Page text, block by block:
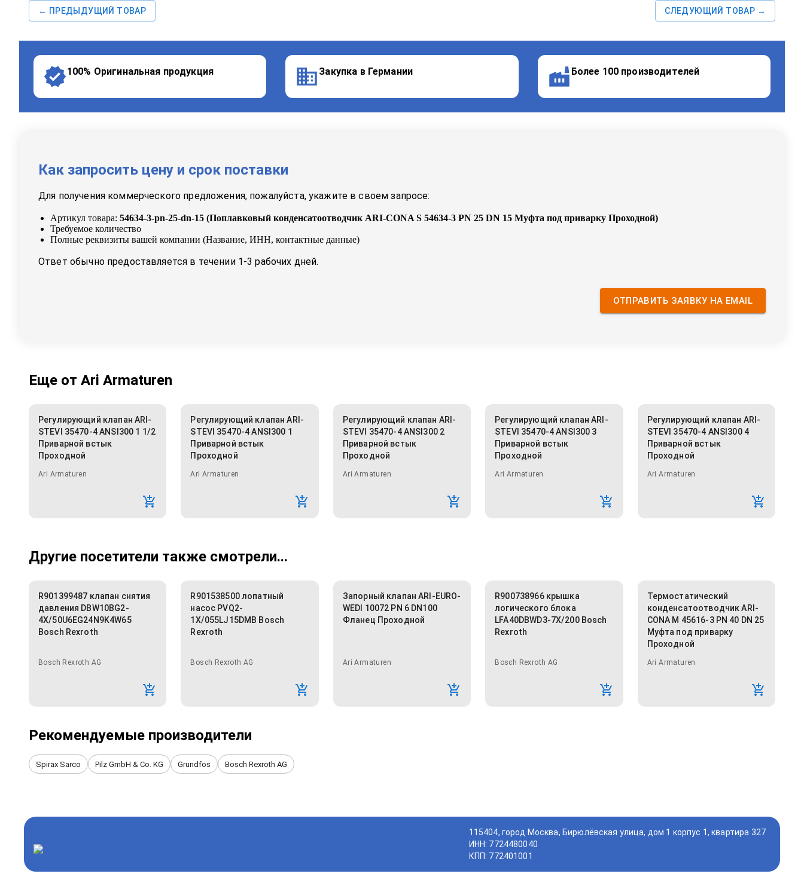
← ПРЕДЫДУЩИЙ ТОВАР СЛЕДУЮЩИЙ ТОВАР →
100% Оригинальная продукция Закупка в Германии Более 100 производителей
Как запросить цену и срок поставки
Для получения коммерческого предложения, пожалуйста, укажите в своем запросе:
Артикул товара: 54634-3-pn-25-dn-15 (Поплавковый конденсатоотводчик ARI-CONA S 54634-3 PN 25 DN 15 Муфта под приварку Проходной)
Требуемое количество
Полные реквизиты вашей компании (Название, ИНН, контактные данные)
Ответ обычно предоставляется в течении 1-3 рабочих дней.
ОТПРАВИТЬ ЗАЯВКУ НА EMAIL
Еще от Ari Armaturen
Регулирующий клапан ARI-
STEVI 35470-4 ANSI300 1 1/2
Приварной встык
Проходной
Ari Armaturen
Регулирующий клапан ARI-
STEVI 35470-4 ANSI300 1
Приварной встык
Проходной
Ari Armaturen
Регулирующий клапан ARI-
STEVI 35470-4 ANSI300 2
Приварной встык
Проходной
Ari Armaturen
Регулирующий клапан ARI-
STEVI 35470-4 ANSI300 3
Приварной встык
Проходной
Ari Armaturen
Регулирующий клапан ARI-
STEVI 35470-4 ANSI300 4
Приварной встык
Проходной
Ari Armaturen
Другие посетители также смотрели...
R901399487 клапан снятия
давления DBW10BG2-
4X/50U6EG24N9K4W65
Bosch Rexroth
Bosch Rexroth AG
R901538500 лопатный
насос PVQ2-
1X/055LJ15DMB Bosch
Rexroth
Bosch Rexroth AG
Запорный клапан ARI-EURO-
WEDI 10072 PN 6 DN100
Фланец Проходной
Ari Armaturen
R900738966 крышка
логического блока
LFA40DBWD3-7X/200 Bosch
Rexroth
Bosch Rexroth AG
Термостатический
конденсатоотводчик ARI-
CONA M 45616-3 PN 40 DN 25
Муфта под приварку
Проходной
Ari Armaturen
Рекомендуемые производители
Spirax Sarco Pilz GmbH & Co. KG Grundfos Bosch Rexroth AG
115404, город Москва, Бирюлёвская улица, дом 1 корпус 1, квартира 327
ИНН: 7724480040
КПП: 772401001